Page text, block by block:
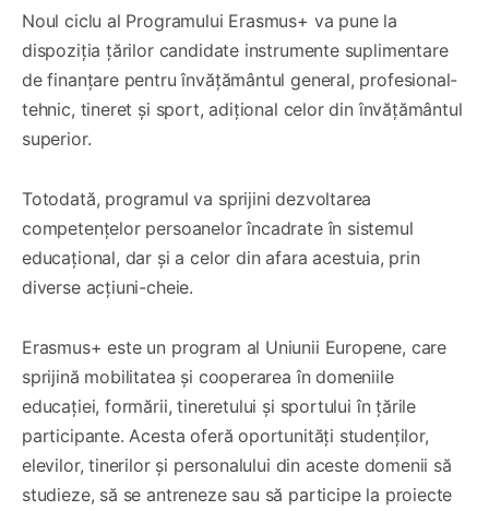
Noul ciclu al Programului Erasmus+ va pune la
dispoziția țărilor candidate instrumente suplimentare
de finanțare pentru învățământul general, profesional-
tehnic, tineret și sport, adițional celor din învățământul
superior.
Totodată, programul va sprijini dezvoltarea
competențelor persoanelor încadrate în sistemul
educațional, dar și a celor din afara acestuia, prin
diverse acțiuni-cheie.
Erasmus+ este un program al Uniunii Europene, care
sprijină mobilitatea și cooperarea în domeniile
educației, formării, tineretului și sportului în țările
participante. Acesta oferă oportunități studenților,
elevilor, tinerilor și personalului din aceste domenii să
studieze, să se antreneze sau să participe la proiecte